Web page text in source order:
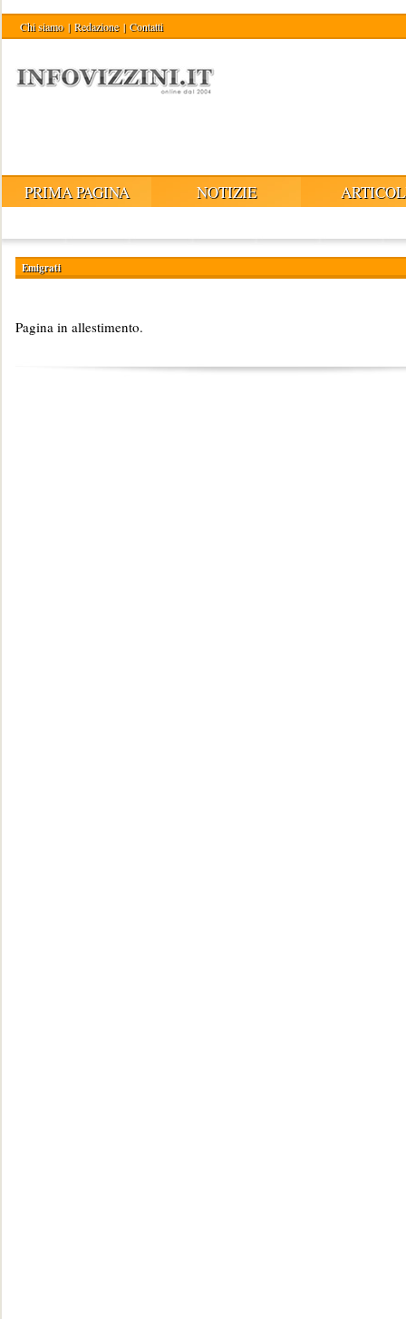
Chi siamo | Redazione | Contatti
PRIMA PAGINA NOTIZIE
Emigrati
Pagina in allestimento.